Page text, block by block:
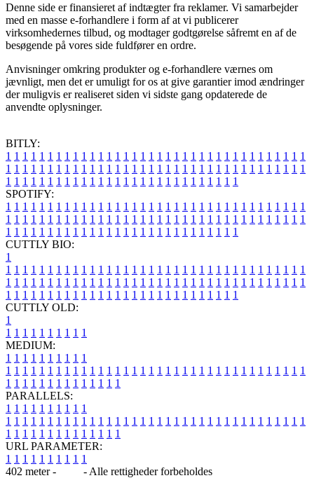
Denne side er finansieret af indtægter fra reklamer. Vi samarbejder
med en masse e-forhandlere i form af at vi publicerer
virksomhedernes tilbud, og modtager godtgørelse såfremt en af de
besøgende på vores side fuldfører en ordre.
Anvisninger omkring produkter og e-forhandlere værnes om
jævnligt, men det er umuligt for os at give garantier imod ændringer
der muligvis er realiseret siden vi sidste gang opdaterede de
anvendte oplysninger.
BITLY:
1 1 1 1 1 1 1 1 1 1 1 1 1 1 1 1 1 1 1 1 1 1 1 1 1 1 1 1 1 1 1 1 1 1 1 1
1 1 1 1 1 1 1 1 1 1 1 1 1 1 1 1 1 1 1 1 1 1 1 1 1 1 1 1 1 1 1 1 1 1 1 1
1 1 1 1 1 1 1 1 1 1 1 1 1 1 1 1 1 1 1 1 1 1 1 1 1 1 1 1
SPOTIFY:
1 1 1 1 1 1 1 1 1 1 1 1 1 1 1 1 1 1 1 1 1 1 1 1 1 1 1 1 1 1 1 1 1 1 1 1
1 1 1 1 1 1 1 1 1 1 1 1 1 1 1 1 1 1 1 1 1 1 1 1 1 1 1 1 1 1 1 1 1 1 1 1
1 1 1 1 1 1 1 1 1 1 1 1 1 1 1 1 1 1 1 1 1 1 1 1 1 1 1 1
CUTTLY BIO:
1
1 1 1 1 1 1 1 1 1 1 1 1 1 1 1 1 1 1 1 1 1 1 1 1 1 1 1 1 1 1 1 1 1 1 1 1
1 1 1 1 1 1 1 1 1 1 1 1 1 1 1 1 1 1 1 1 1 1 1 1 1 1 1 1 1 1 1 1 1 1 1 1
1 1 1 1 1 1 1 1 1 1 1 1 1 1 1 1 1 1 1 1 1 1 1 1 1 1 1 1
CUTTLY OLD:
1
1 1 1 1 1 1 1 1 1 1
MEDIUM:
1 1 1 1 1 1 1 1 1 1
1 1 1 1 1 1 1 1 1 1 1 1 1 1 1 1 1 1 1 1 1 1 1 1 1 1 1 1 1 1 1 1 1 1 1 1
1 1 1 1 1 1 1 1 1 1 1 1 1 1
PARALLELS:
1 1 1 1 1 1 1 1 1 1
1 1 1 1 1 1 1 1 1 1 1 1 1 1 1 1 1 1 1 1 1 1 1 1 1 1 1 1 1 1 1 1 1 1 1 1
1 1 1 1 1 1 1 1 1 1 1 1 1 1
URL PARAMETER:
1 1 1 1 1 1 1 1 1 1
402 meter -
- Alle rettigheder forbeholdes